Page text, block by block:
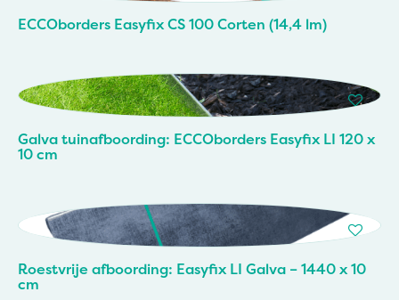
ECCOborders Easyfix CS 100 Corten (14,4 lm)
Galva tuinafboording: ECCOborders Easyfix LI 120 x
10 cm
Roestvrije afboording: Easyfix LI Galva – 1440 x 10
cm